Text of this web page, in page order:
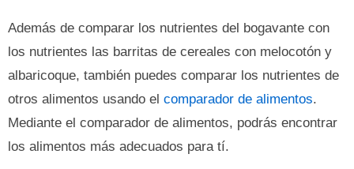
Además de comparar los nutrientes del bogavante con
los nutrientes las barritas de cereales con melocotón y
albaricoque, también puedes comparar los nutrientes de
otros alimentos usando el comparador de alimentos.
Mediante el comparador de alimentos, podrás encontrar
los alimentos más adecuados para tí.